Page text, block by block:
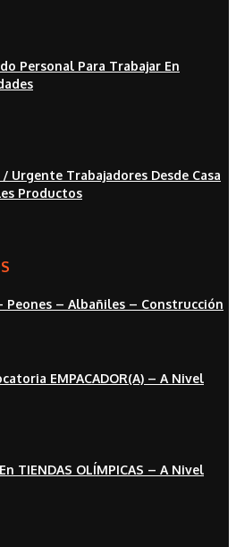
Personal Para Trabajar En
/ Urgente Trabajadores Desde Casa
Productos
Peones – Albañiles – Construcción
EMPACADOR(A) – A Nivel
TIENDAS OLÍMPICAS – A Nivel